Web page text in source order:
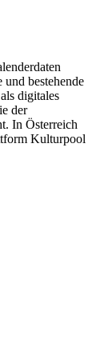
bestehende
digitales
der
In Österreich
Kulturpool